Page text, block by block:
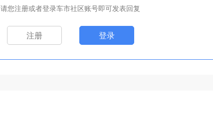
请您注册或者登录车市社区账号即可发表回复
注册 登录